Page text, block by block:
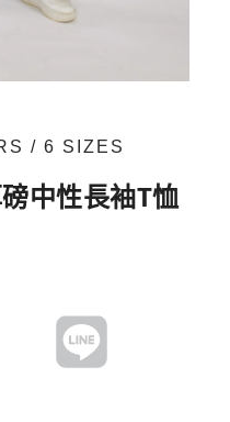
/ 6 SIZES
中性長袖T恤